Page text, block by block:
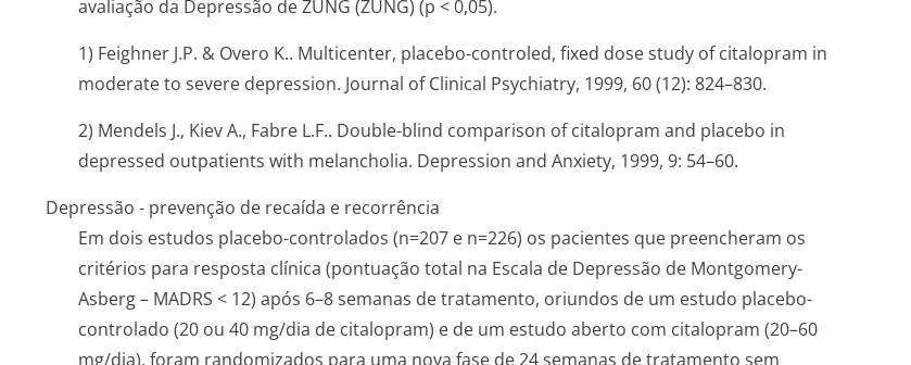
avaliação da Depressão de ZUNG (ZUNG) (p < 0,05).
1) Feighner J.P. & Overo K.. Multicenter, placebo-controled, fixed dose study of citalopram in
moderate to severe depression. Journal of Clinical Psychiatry, 1999, 60 (12): 824–830.
2) Mendels J., Kiev A., Fabre L.F.. Double-blind comparison of citalopram and placebo in
depressed outpatients with melancholia. Depression and Anxiety, 1999, 9: 54–60.
Depressão - prevenção de recaída e recorrência
Em dois estudos placebo-controlados (n=207 e n=226) os pacientes que preencheram os
critérios para resposta clínica (pontuação total na Escala de Depressão de Montgomery-
Asberg – MADRS < 12) após 6–8 semanas de tratamento, oriundos de um estudo placebo-
controlado (20 ou 40 mg/dia de citalopram) e de um estudo aberto com citalopram (20–60
mg/dia), foram randomizados para uma nova fase de 24 semanas de tratamento sem